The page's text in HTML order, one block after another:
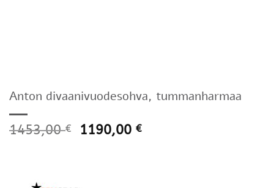
Anton divaanivuodesohva, tummanharmaa
1453,00€ 1190,00€